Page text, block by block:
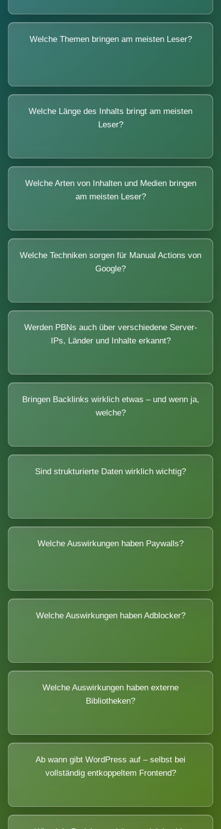
Welche Themen bringen am meisten Leser?
Welche Länge des Inhalts bringt am meisten
Leser?
Welche Arten von Inhalten und Medien bringen
am meisten Leser?
Welche Techniken sorgen für Manual Actions von
Google?
Werden PBNs auch über verschiedene Server-
IPs, Länder und Inhalte erkannt?
Bringen Backlinks wirklich etwas – und wenn ja,
welche?
Sind strukturierte Daten wirklich wichtig?
Welche Auswirkungen haben Paywalls?
Welche Auswirkungen haben Adblocker?
Welche Auswirkungen haben externe
Bibliotheken?
Ab wann gibt WordPress auf – selbst bei
vollständig entkoppeltem Frontend?